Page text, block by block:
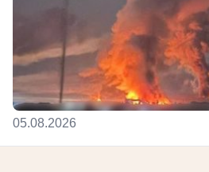
05.08.2026